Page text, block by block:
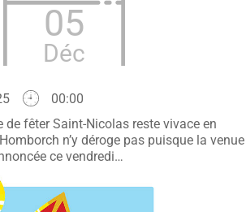
05
Déc
00:00
fêter Saint-Nicolas reste vivace en
n’y déroge pas puisque la venue
ce vendredi…